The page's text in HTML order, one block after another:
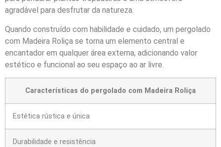
agradável para desfrutar da natureza.
Quando construído com habilidade e cuidado, um pergolado
com Madeira Roliça se torna um elemento central e
encantador em qualquer área externa, adicionando valor
estético e funcional ao seu espaço ao ar livre.
Características do pergolado com Madeira Roliça
Estética rústica e única
Durabilidade e resistência